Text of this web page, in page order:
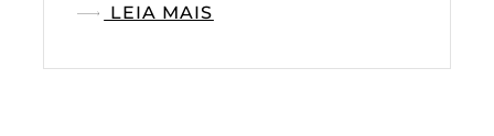
LEIA MAIS